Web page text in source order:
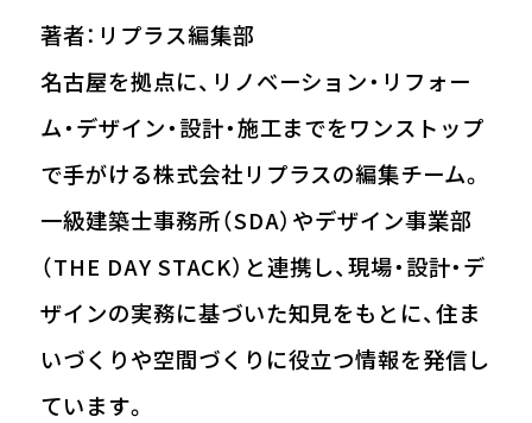
著者：リプラス編集部
名古屋を拠点に、リノベーション・リフォー
ム・デザイン・設計・施工までをワンストップ
で手がける株式会社リプラスの編集チーム。
一級建築士事務所（SDA）やデザイン事業部
（THE DAY STACK）と連携し、現場・設計・デ
ザインの実務に基づいた知見をもとに、住ま
いづくりや空間づくりに役立つ情報を発信し
ています。